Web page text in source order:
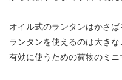
オイル式のランタンはかさ
ランタンを使えるのは大き
有効に使うための荷物のミニ